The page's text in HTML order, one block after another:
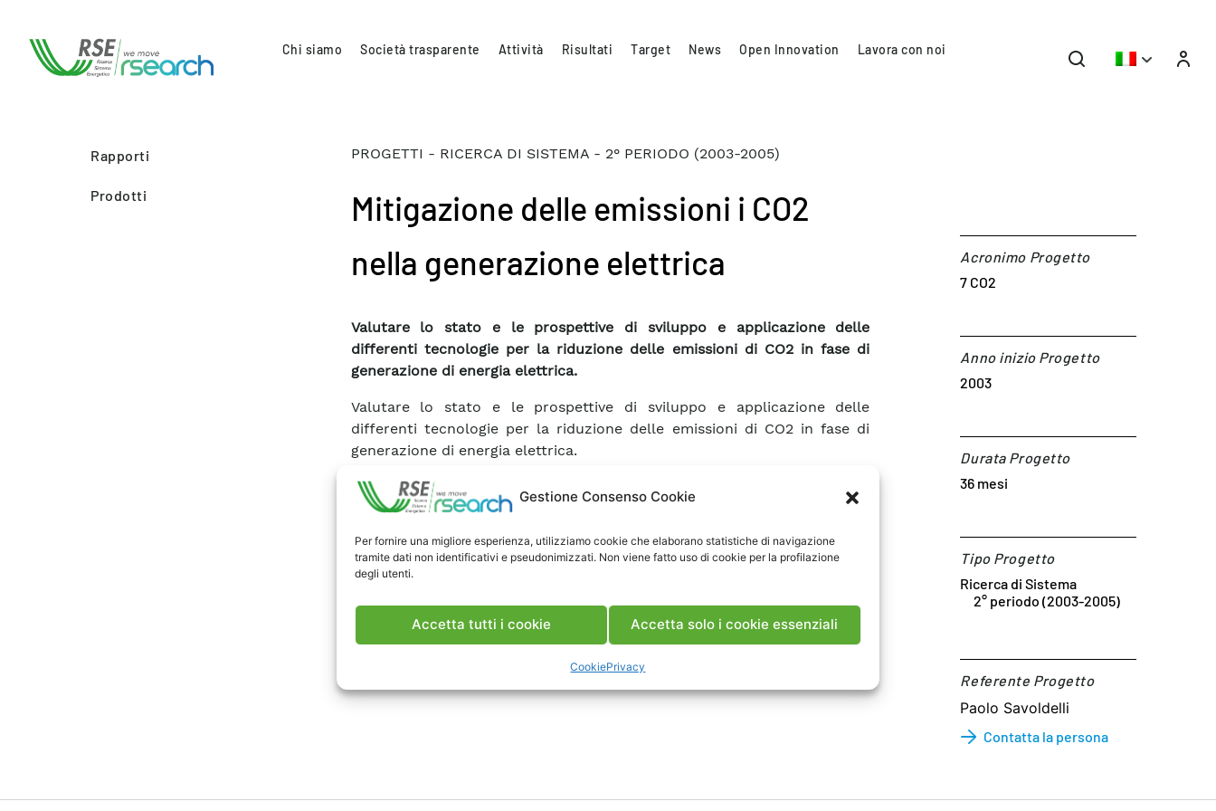
Gestione Consenso Cookie
Per fornire una migliore esperienza, utilizziamo cookie che elaborano statistiche di navigazione
tramite dati non identificativi e pseudonimizzati. Non viene fatto uso di cookie per la profilazione
degli utenti.
Accetta tutti i cookie Accetta solo i cookie essenziali
CookiePrivacy
Chi siamo Società trasparente Attività Risultati Target News Open Innovation Lavora con noi
Rapporti
Prodotti
PROGETTI - RICERCA DI SISTEMA - 2° PERIODO (2003-2005)
Mitigazione delle emissioni i CO2
nella generazione elettrica
Valutare lo stato e le prospettive di sviluppo e applicazione delle
differenti tecnologie per la riduzione delle emissioni di CO2 in fase di
generazione di energia elettrica.
Valutare lo stato e le prospettive di sviluppo e applicazione delle
differenti tecnologie per la riduzione delle emissioni di CO2 in fase di
generazione di energia elettrica.
Acronimo Progetto
7 CO2
Anno inizio Progetto
2003
Durata Progetto
36 mesi
Tipo Progetto
Ricerca di Sistema
2° periodo (2003-2005)
Referente Progetto​
Paolo Savoldelli
Contatta la persona